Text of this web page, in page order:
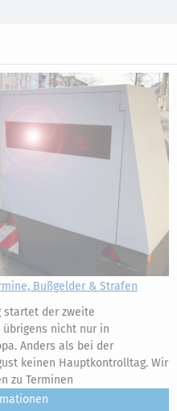
Bußgelder & Strafen
startet der zweite
übrigens nicht nur in
Anders als bei der
keinen Hauptkontrolltag. Wir
zu Terminen